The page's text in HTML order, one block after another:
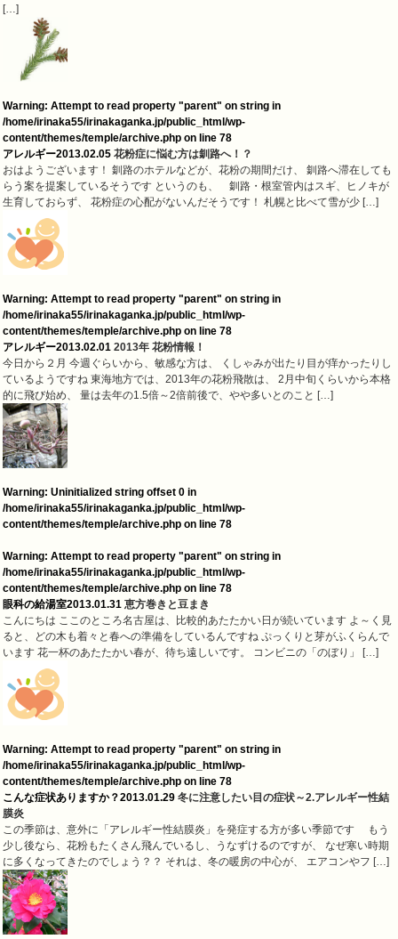
[…]
Warning: Attempt to read property "parent" on string in
/home/irinaka55/irinakaganka.jp/public_html/wp-
content/themes/temple/archive.php on line 78
アレルギー2013.02.05 花粉症に悩む方は釧路へ！？
おはようございます！ 釧路のホテルなどが、花粉の期間だけ、 釧路へ滞在しても
らう案を提案しているそうです というのも、 釧路・根室管内はスギ、ヒノキが
生育しておらず、 花粉症の心配がないんだそうです！ 札幌と比べて雪が少 […]
Warning: Attempt to read property "parent" on string in
/home/irinaka55/irinakaganka.jp/public_html/wp-
content/themes/temple/archive.php on line 78
アレルギー2013.02.01 2013年 花粉情報！
今日から２月 今週ぐらいから、敏感な方は、 くしゃみが出たり目が痒かったりし
ているようですね 東海地方では、2013年の花粉飛散は、 2月中旬くらいから本格
的に飛び始め、 量は去年の1.5倍～2倍前後で、やや多いとのこと […]
Warning: Uninitialized string offset 0 in
/home/irinaka55/irinakaganka.jp/public_html/wp-
content/themes/temple/archive.php on line 78
Warning: Attempt to read property "parent" on string in
/home/irinaka55/irinakaganka.jp/public_html/wp-
content/themes/temple/archive.php on line 78
眼科の給湯室2013.01.31 恵方巻きと豆まき
こんにちは ここのところ名古屋は、比較的あたたかい日が続いています よ～く見
ると、どの木も着々と春への準備をしているんですね ぷっくりと芽がふくらんで
います 花一杯のあたたかい春が、待ち遠しいです。 コンビニの「のぼり」 […]
Warning: Attempt to read property "parent" on string in
/home/irinaka55/irinakaganka.jp/public_html/wp-
content/themes/temple/archive.php on line 78
こんな症状ありますか？2013.01.29 冬に注意したい目の症状～2.アレルギー性結
膜炎
この季節は、意外に「アレルギー性結膜炎」を発症する方が多い季節です もう
少し後なら、花粉もたくさん飛んでいるし、うなずけるのですが、 なぜ寒い時期
に多くなってきたのでしょう？？ それは、冬の暖房の中心が、 エアコンやフ […]